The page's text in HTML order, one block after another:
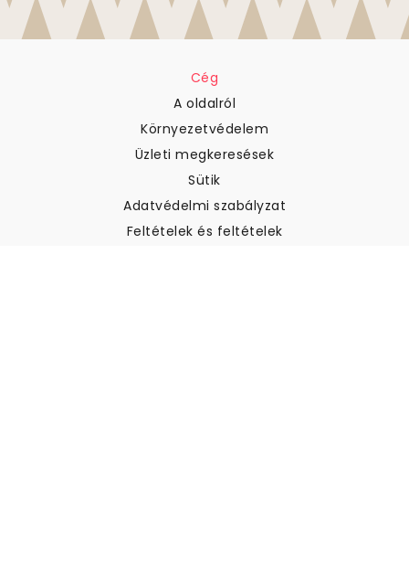
Cég
A oldalról
Környezetvédelem
Üzleti megkeresések
Sütik
Adatvédelmi szabályzat
Feltételek és feltételek